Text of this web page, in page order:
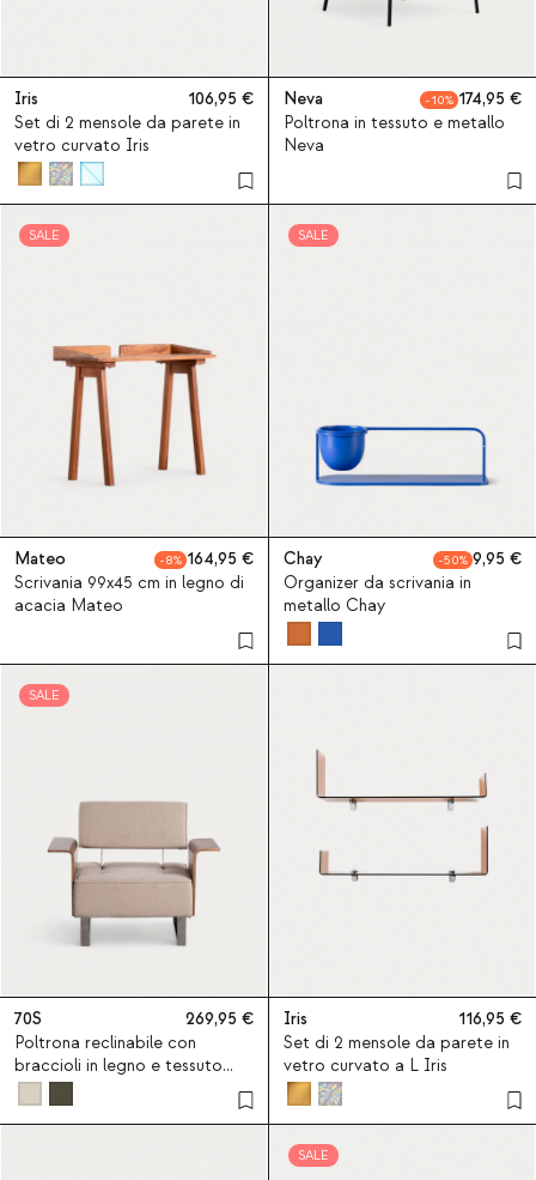
Iris
106,95
Set di 2 mensole da parete in
vetro curvato Iris
Neva 10
174,95
Poltrona in tessuto e metallo
Neva
SALE
Mateo 8
164,95
Scrivania 99x45 cm in legno di
acacia Mateo
SALE
Chay 50
9,95
Organizer da scrivania in
metallo Chay
SALE
70S
269,95
Poltrona reclinabile con
braccioli in legno e tessuto
70S
Iris
116,95
Set di 2 mensole da parete in
vetro curvato a L Iris
SALE